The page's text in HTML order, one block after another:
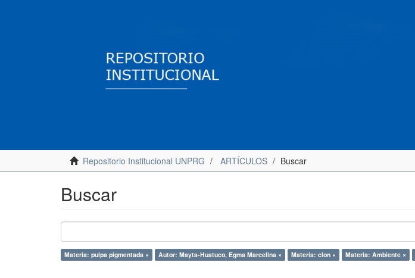
Repositorio Institucional UNPRG ARTÍCULOS Buscar
Buscar
Materia: pulpa pigmentada × Autor: Mayta-Huatuco, Egma Marcelina × Materia: clon × Materia: Ambiente ×